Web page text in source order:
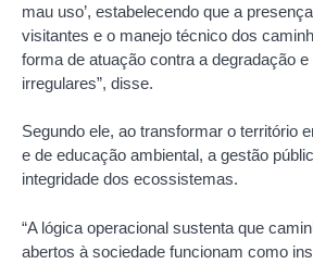
mau uso’, estabelecendo que a
visitantes e o manejo técnico dos
forma de atuação contra a degradação
irregulares”, disse.
Segundo ele, ao transformar o território
e de educação ambiental, a gestão
integridade dos ecossistemas.
“A lógica operacional sustenta que
abertos à sociedade funcionam como